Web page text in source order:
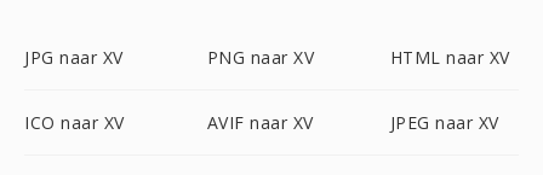
JPG naar XV PNG naar XV HTML naar XV
ICO naar XV AVIF naar XV JPEG naar XV